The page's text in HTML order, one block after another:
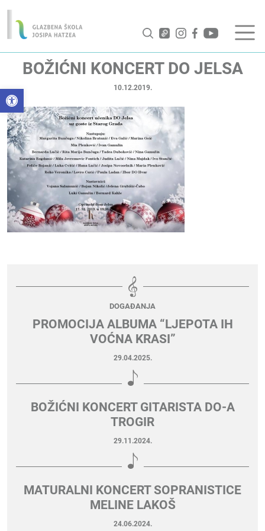
Open toolbar
BOŽIĆNI KONCERT DO JELSA
10.12.2019.
DOGAĐANJA
PROMOCIJA ALBUMA “LJEPOTA IH
VOĆNA KRASI”
29.04.2025.
BOŽIĆNI KONCERT GITARISTA DO-A
TROGIR
29.11.2024.
MATURALNI KONCERT SOPRANISTICE
MELINE LAKOŠ
24.06.2024.